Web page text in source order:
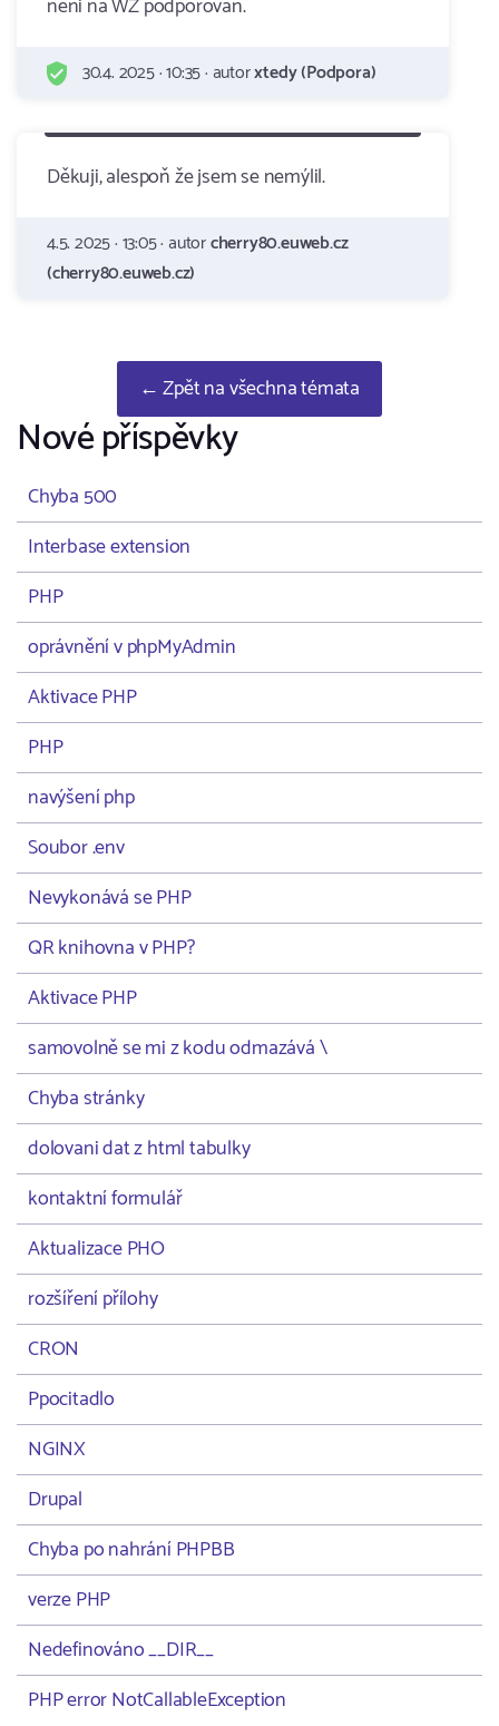
neni na WZ podporovan.
30.4. 2025 · 10:35 · autorxtedy (Podpora)
Děkuji, alespoň že jsem se nemýlil.
4.5. 2025 · 13:05 · autorcherry80.euweb.cz
(cherry80.euweb.cz)
← Zpět na všechna témata
Nové příspěvky
Chyba 500
Interbase extension
PHP
oprávnění v phpMyAdmin
Aktivace PHP
PHP
navýšení php
Soubor .env
Nevykonává se PHP
QR knihovna v PHP?
Aktivace PHP
samovolně se mi z kodu odmazává \
Chyba stránky
dolovani dat z html tabulky
kontaktní formulář
Aktualizace PHO
rozšíření přílohy
CRON
Ppocitadlo
NGINX
Drupal
Chyba po nahrání PHPBB
verze PHP
Nedefinováno __DIR__
PHP error NotCallableException